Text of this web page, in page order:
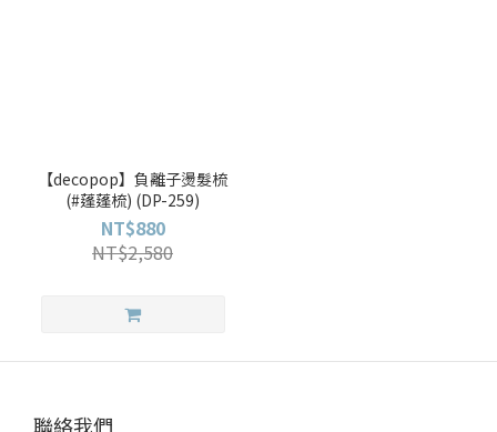
【decopop】負離子燙髮梳
(#蓬蓬梳) (DP-259)
NT$880
NT$2,580
聯絡我們